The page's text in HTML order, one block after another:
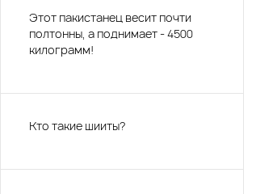
Этот пакистанец весит почти
полтонны, а поднимает - 4500
килограмм!
Кто такие шииты?